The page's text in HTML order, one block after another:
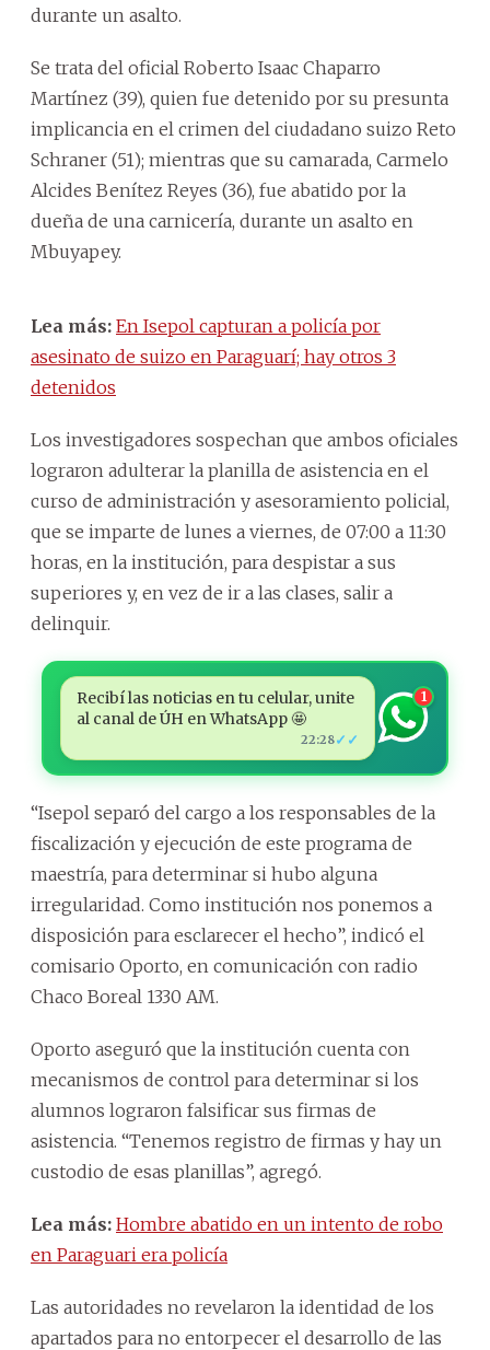
durante un asalto.
Se trata del oficial Roberto Isaac Chaparro
Martínez (39), quien fue detenido por su presunta
implicancia en el crimen del ciudadano suizo Reto
Schraner (51); mientras que su camarada, Carmelo
Alcides Benítez Reyes (36), fue abatido por la
dueña de una carnicería, durante un asalto en
Mbuyapey.
Lea más: En Isepol capturan a policía por
asesinato de suizo en Paraguarí; hay otros 3
detenidos
Los investigadores sospechan que ambos oficiales
lograron adulterar la planilla de asistencia en el
curso de administración y asesoramiento policial,
que se imparte de lunes a viernes, de 07:00 a 11:30
horas, en la institución, para despistar a sus
superiores y, en vez de ir a las clases, salir a
delinquir.
Recibí las noticias en tu celular, unite
al canal de ÚH en WhatsApp 🤩
22:28✓✓
1
“Isepol separó del cargo a los responsables de la
fiscalización y ejecución de este programa de
maestría, para determinar si hubo alguna
irregularidad. Como institución nos ponemos a
disposición para esclarecer el hecho”, indicó el
comisario Oporto, en comunicación con radio
Chaco Boreal 1330 AM.
Oporto aseguró que la institución cuenta con
mecanismos de control para determinar si los
alumnos lograron falsificar sus firmas de
asistencia. “Tenemos registro de firmas y hay un
custodio de esas planillas”, agregó.
Lea más: Hombre abatido en un intento de robo
en Paraguari era policía
Las autoridades no revelaron la identidad de los
apartados para no entorpecer el desarrollo de las